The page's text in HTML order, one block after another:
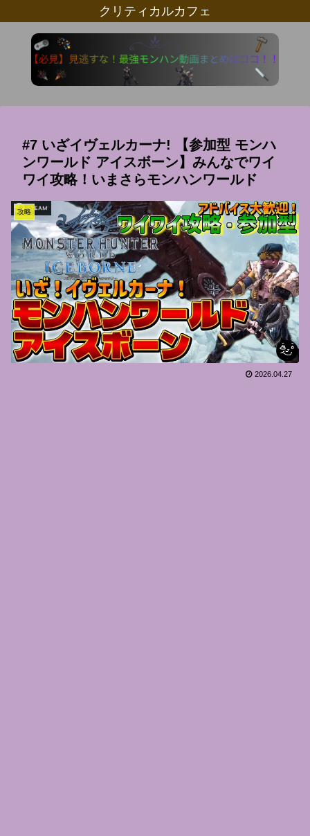
クリティカルカフェ
#7 いざイヴェルカーナ! 【参加型 モンハ
ンワールド アイスボーン】みんなでワイ
ワイ攻略！いまさらモンハンワールド
攻略
2026.04.27